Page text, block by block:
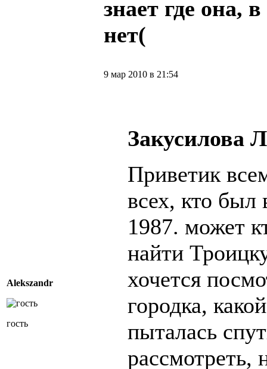
знает где она,
нет(
Alekszandr
гость
9 мар 2010 в 21:54
Закусилова
Приветик
всех, кто был
1987. может
найти
хочется
городка,
пыталась
рассмотреть,